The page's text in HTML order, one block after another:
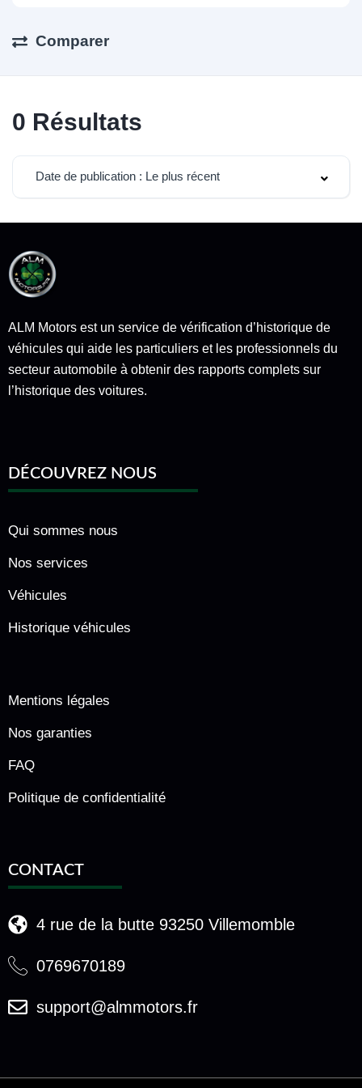
Comparer
0 Résultats
Date de publication : Le plus récent
ALM Motors est un service de vérification d’historique de
véhicules qui aide les particuliers et les professionnels du
secteur automobile à obtenir des rapports complets sur
l’historique des voitures.
DÉCOUVREZ NOUS
Qui sommes nous
Nos services
Véhicules
Historique véhicules
Mentions légales
Nos garanties
FAQ
Politique de confidentialité
CONTACT
4 rue de la butte 93250 Villemomble
0769670189
support@almmotors.fr